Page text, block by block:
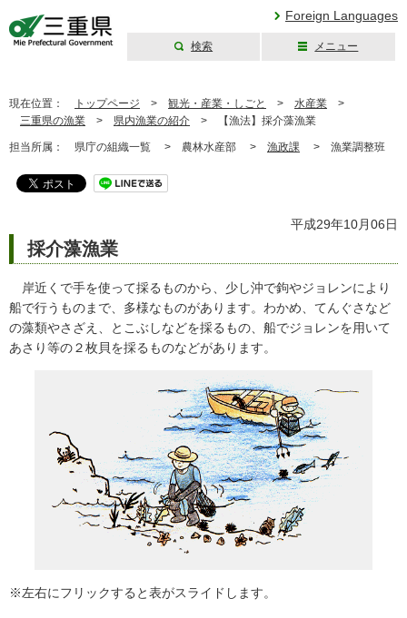
Foreign Languages
検索 メニュー
現在位置： トップページ > 観光・産業・しごと > 水産業 >
三重県の漁業 > 県内漁業の紹介 > 【漁法】採介藻漁業
担当所属： 県庁の組織一覧 > 農林水産部 > 漁政課 > 漁業調整班
平成29年10月06日
採介藻漁業
岸近くで手を使って採るものから、少し沖で鉤やジョレンにより
船で行うものまで、多様なものがあります。わかめ、てんぐさなど
の藻類やさざえ、とこぶしなどを採るもの、船でジョレンを用いて
あさり等の２枚貝を採るものなどがあります。
※左右にフリックすると表がスライドします。